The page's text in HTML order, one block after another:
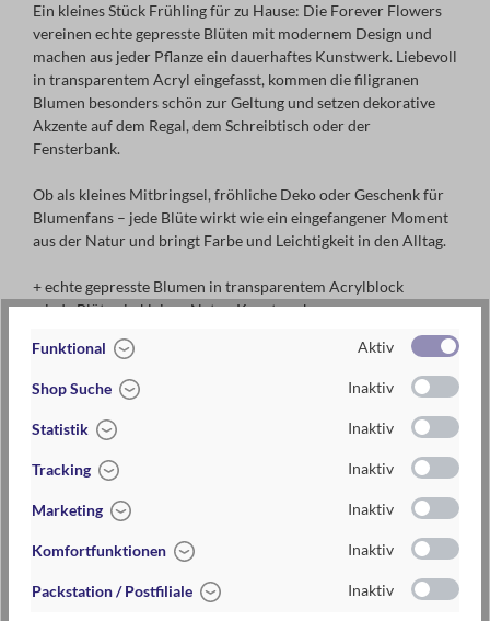
Ein kleines Stück Frühling für zu Hause: Die Forever Flowers
vereinen echte gepresste Blüten mit modernem Design und
machen aus jeder Pflanze ein dauerhaftes Kunstwerk. Liebevoll
in transparentem Acryl eingefasst, kommen die filigranen
Blumen besonders schön zur Geltung und setzen dekorative
Akzente auf dem Regal, dem Schreibtisch oder der
Fensterbank.
Ob als kleines Mitbringsel, fröhliche Deko oder Geschenk für
Blumenfans – jede Blüte wirkt wie ein eingefangener Moment
aus der Natur und bringt Farbe und Leichtigkeit in den Alltag.
+ echte gepresste Blumen in transparentem Acrylblock
+ jede Blüte ein kleines Natur-Kunstwerk
+ dekorativ für zu Hause, das Büro oder als Geschenkidee
+ ideal als Mitbringsel oder kleine Aufmerksamkeit
+ zeitlose Deko mit natürlichem Charme
6-fach sortiert. Einzelpreis.
mehr anzeigen
Artikel-Nr.:
EAN / ISBN
2-5 Tage
Funktional Aktiv
Shop Suche Inaktiv
Statistik Inaktiv
Tracking Inaktiv
Marketing Inaktiv
Komfortfunktionen Inaktiv
Packstation / Postfiliale Inaktiv